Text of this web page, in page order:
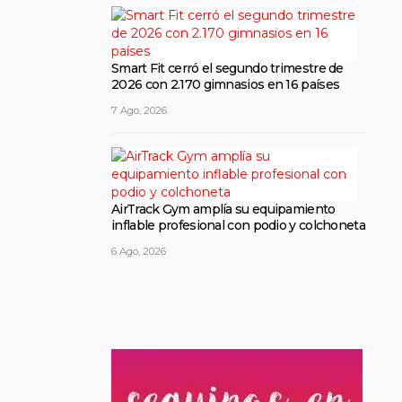
Smart Fit cerró el segundo trimestre de
2026 con 2.170 gimnasios en 16 países
7 Ago, 2026
AirTrack Gym amplía su equipamiento
inflable profesional con podio y colchoneta
6 Ago, 2026